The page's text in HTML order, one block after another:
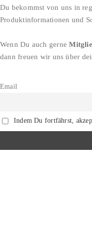
Du bekommst von uns in
Produktinformationen und
Wenn Du auch gerne
dann freuen wir uns über
Email
Indem Du fortfährst,